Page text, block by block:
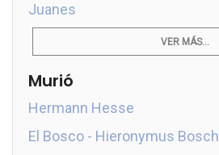
Juanes
VER MÁS...
Murió
Hermann Hesse
El Bosco - Hieronymus Bosch